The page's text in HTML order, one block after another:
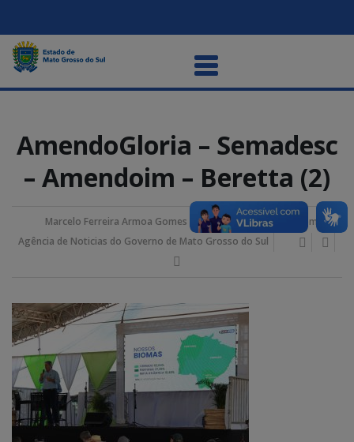
AmendoGloria – Semadesc
– Amendoim – Beretta (2)
Marcelo Ferreira Armoa Gomes
24/janeiro/2025 3:42 pm
Agência de Noticias do Governo de Mato Grosso do Sul